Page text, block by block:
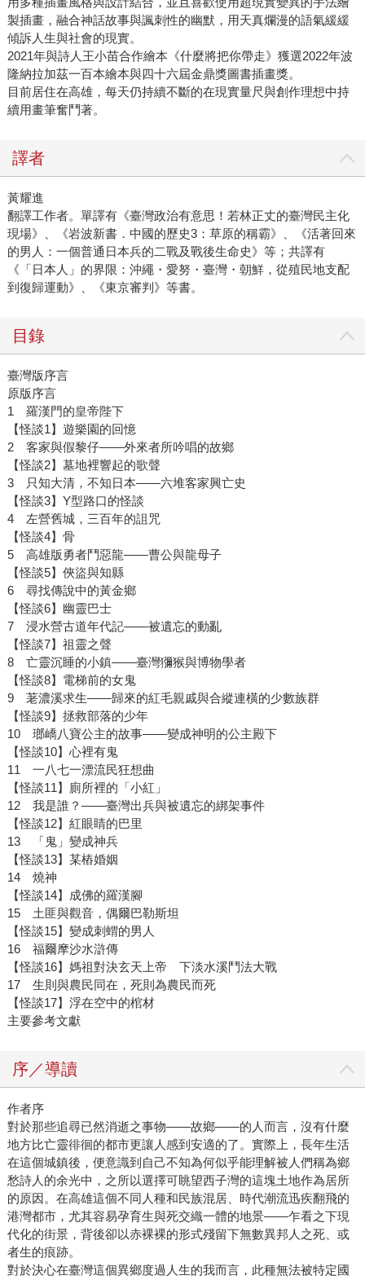
製插畫，融合神話故事與諷刺性的幽默，用天真爛漫的語氣緩緩
傾訴人生與社會的現實。
2021年與詩人王小苗合作繪本《什麼將把你帶走》獲選2022年波
隆納拉加茲一百本繪本與四十六屆金鼎獎圖書插畫獎。
目前居住在高雄，每天仍持續不斷的在現實量尺與創作理想中持
續用畫筆奮鬥著。
譯者
黃耀進
翻譯工作者。單譯有《臺灣政治有意思！若林正丈的臺灣民主化
現場》、《岩波新書．中國的歷史3：草原的稱霸》、《活著回來
的男人：一個普通日本兵的二戰及戰後生命史》等；共譯有
《「日本人」的界限：沖繩・愛努・臺灣・朝鮮，從殖民地支配
到復歸運動》、《東京審判》等書。
目錄
臺灣版序言
原版序言
1 羅漢門的皇帝陛下
【怪談1】遊樂園的回憶
2 客家與假黎仔——外來者所吟唱的故鄉
【怪談2】墓地裡響起的歌聲
3 只知大清，不知日本——六堆客家興亡史
【怪談3】Y型路口的怪談
4 左營舊城，三百年的詛咒
【怪談4】骨
5 高雄版勇者鬥惡龍——曹公與龍母子
【怪談5】俠盜與知縣
6 尋找傳說中的黃金鄉
【怪談6】幽靈巴士
7 浸水營古道年代記——被遺忘的動亂
【怪談7】祖靈之聲
8 亡靈沉睡的小鎮——臺灣獼猴與博物學者
【怪談8】電梯前的女鬼
9 荖濃溪求生——歸來的紅毛親戚與合縱連橫的少數族群
【怪談9】拯救部落的少年
10 瑯嶠八寶公主的故事——變成神明的公主殿下
【怪談10】心裡有鬼
11 一八七一漂流民狂想曲
【怪談11】廁所裡的「小紅」
12 我是誰？——臺灣出兵與被遺忘的綁架事件
【怪談12】紅眼睛的巴里
13 「鬼」變成神兵
【怪談13】某樁婚姻
14 燒神
【怪談14】成佛的羅漢腳
15 土匪與觀音，偶爾巴勒斯坦
【怪談15】變成刺蝟的男人
16 福爾摩沙水滸傳
【怪談16】媽祖對決玄天上帝 下淡水溪鬥法大戰
17 生則與農民同在，死則為農民而死
【怪談17】浮在空中的棺材
主要參考文獻
序／導讀
作者序
對於那些追尋已然消逝之事物——故鄉——的人而言，沒有什麼
地方比亡靈徘徊的都市更讓人感到安適的了。實際上，長年生活
在這個城鎮後，便意識到自己不知為何似乎能理解被人們稱為鄉
愁詩人的余光中，之所以選擇可眺望西子灣的這塊土地作為居所
的原因。在高雄這個不同人種和民族混居、時代潮流迅疾翻飛的
港灣都市，尤其容易孕育生與死交織一體的地景——乍看之下現
代化的街景，背後卻以赤裸裸的形式殘留下無數異邦人之死、或
者生的痕跡。
對於決心在臺灣這個異鄉度過人生的我而言，此種無法被特定國